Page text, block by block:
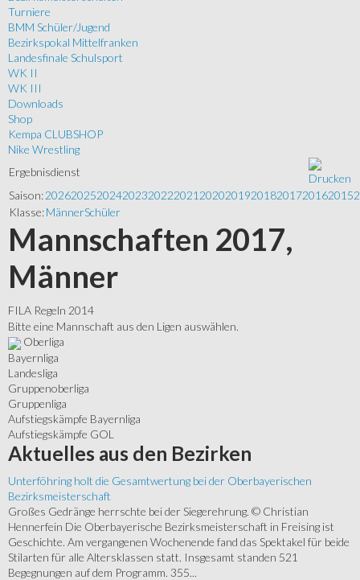
Turniere
BMM Schüler/Jugend
Bezirkspokal Mittelfranken
Landesfinale Schulsport
WK II
WK III
Downloads
Shop
Kempa CLUBSHOP
Nike Wrestling
Ergebnisdienst
Saison:202620252024202320222021 202020192018201720162015
Klasse:MännerSchüler
Mannschaften 2017,
Männer
FILA Regeln 2014
Bitte eine Mannschaft aus den Ligen auswählen.
Oberliga
Bayernliga
Landesliga
Gruppenoberliga
Gruppenliga
Aufstiegskämpfe Bayernliga
Aufstiegskämpfe GOL
Aktuelles aus den Bezirken
Unterföhring holt die Gesamtwertung bei der Oberbayerischen
Bezirksmeisterschaft
Großes Gedränge herrschte bei der Siegerehrung. © Christian
Hennerfein Die Oberbayerische Bezirksmeisterschaft in Freising ist
Geschichte. Am vergangenen Wochenende fand das Spektakel für beide
Stilarten für alle Altersklassen statt. Insgesamt standen 521
Begegnungen auf dem Programm. 355...